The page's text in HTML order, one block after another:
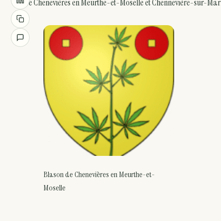
de Chenevières en Meurthe-et-Moselle et Chennevière-sur-
Blason de Chenevières en Meurthe-et-
Moselle